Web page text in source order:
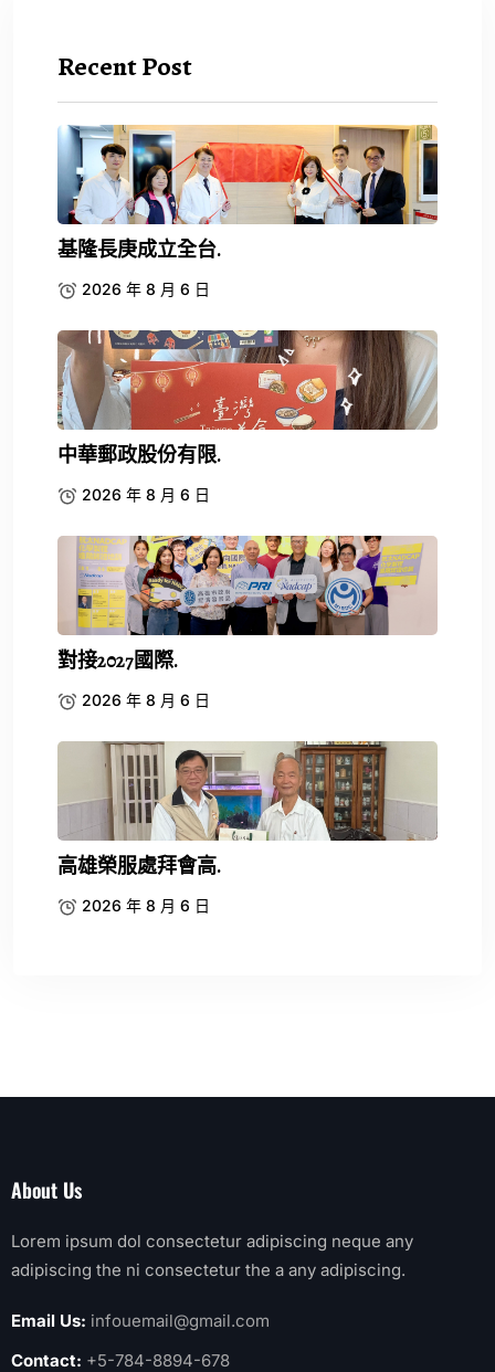
Recent Post
基隆長庚成立全台.
2026 年 8 月 6 日
中華郵政股份有限.
2026 年 8 月 6 日
對接2027國際.
2026 年 8 月 6 日
高雄榮服處拜會高.
2026 年 8 月 6 日
About Us
Lorem ipsum dol consectetur adipiscing neque any
adipiscing the ni consectetur the a any adipiscing.
Email Us: infouemail@gmail.com
Contact: +5-784-8894-678